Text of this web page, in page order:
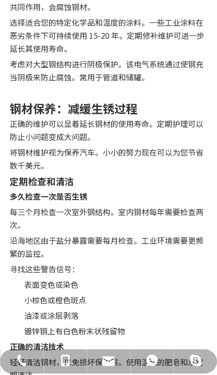
共同作用，会腐蚀钢材。
选择适合您的特定化学品和温度的涂料。一些工业涂料在
恶劣条件下可持续使用 15-20 年。定期修补维护可进一步
延长其使用寿命。
考虑对大型钢结构进行阴极保护。该电气系统通过使钢充
当阴极来防止腐蚀。常用于管道和储罐。
钢材保养：减缓生锈过程
正确的维护可以显着延长钢材的使用寿命。定期护理可以
防止小问题变成大问题。
将钢材维护视为保养汽车。小小的努力现在可以为您节省
数千美元。
定期检查和清洁
多久检查一次是否生锈
每三个月检查一次室外钢结构。室内钢材每年需要检查两
次。
沿海地区由于盐分暴露需要每月检查。工业环境需要更频
繁的监控。
寻找这些警告信号：
表面变色或染色
小棕色或橙色斑点
油漆或涂层剥落
镀锌钢上有白色粉末状残留物
正确的清洁技术
轻轻清洁钢材，以免损坏保护层。使用温和的肥皂和水定
021-66866895
18715010658
admin@cz-metal.com
18715010658
18715010658